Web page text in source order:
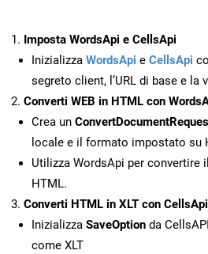
Imposta WordsApi e CellsApi
Inizializza WordsApi e CellsApi
segreto client, l’URL di base e la
Converti WEB in HTML con
Crea un
locale e il formato impostato su
Utilizza WordsApi per convertire
HTML.
Converti HTML in XLT con CellsApi
Inizializza SaveOption da
come XLT